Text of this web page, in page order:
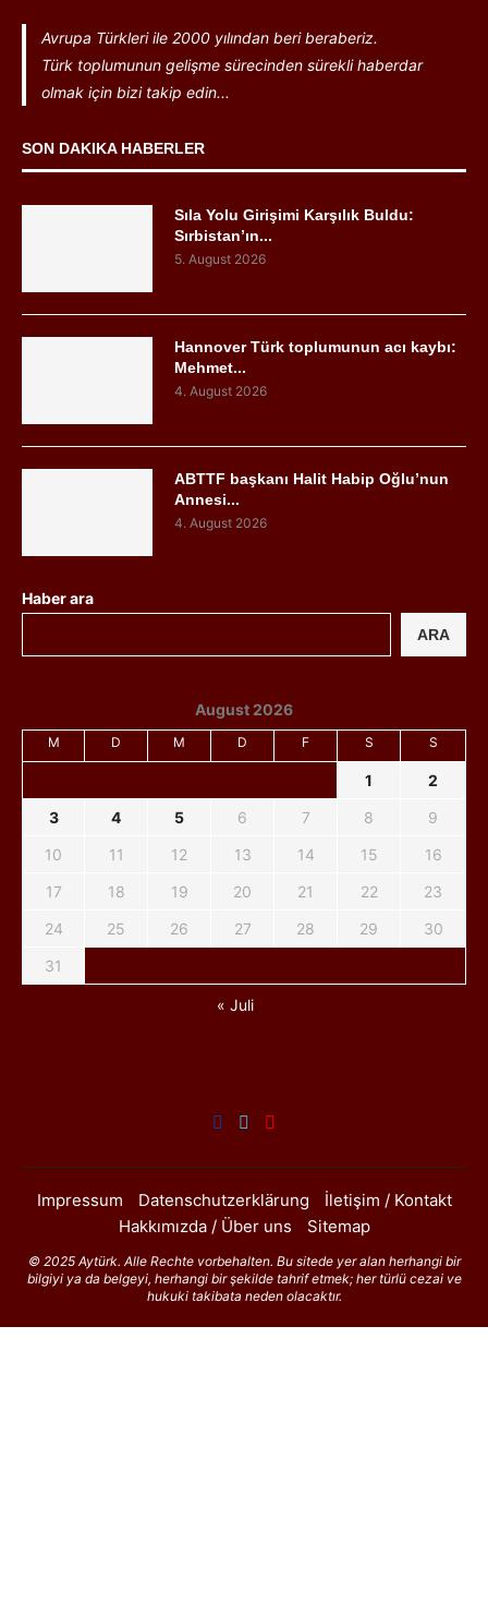
Avrupa Türkleri ile 2000 yılından beri beraberiz.
Türk toplumunun gelişme sürecinden sürekli haberdar
olmak için bizi takip edin...
SON DAKIKA HABERLER
Sıla Yolu Girişimi Karşılık Buldu:
Sırbistan’ın...
5. August 2026
Hannover Türk toplumunun acı kaybı:
Mehmet...
4. August 2026
ABTTF başkanı Halit Habip Oğlu’nun
Annesi...
4. August 2026
Haber ara
ARA
August 2026
M D M D F S S
1
2
3
4 5 6 7 8
9
10
11 12 13 14 15
16
17
18 19 20 21 22
23
24
25 26 27 28 29
30
31
« Juli
Impressum Datenschutzerklärung
İletişim / Kontakt
Hakkımızda / Über uns
Sitemap
© 2025 Aytürk. Alle Rechte vorbehalten. Bu sitede yer alan herhangi bir
bilgiyi ya da belgeyi, herhangi bir şekilde tahrif etmek; her türlü cezai ve
hukuki takibata neden olacaktır.